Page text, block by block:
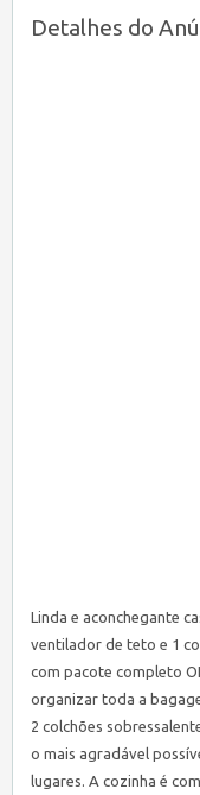
Detalhes do
Linda e aconchegante
ventilador de teto e 1
com pacote completo
organizar toda a
2 colchões
o mais agradável
lugares. A cozinha é